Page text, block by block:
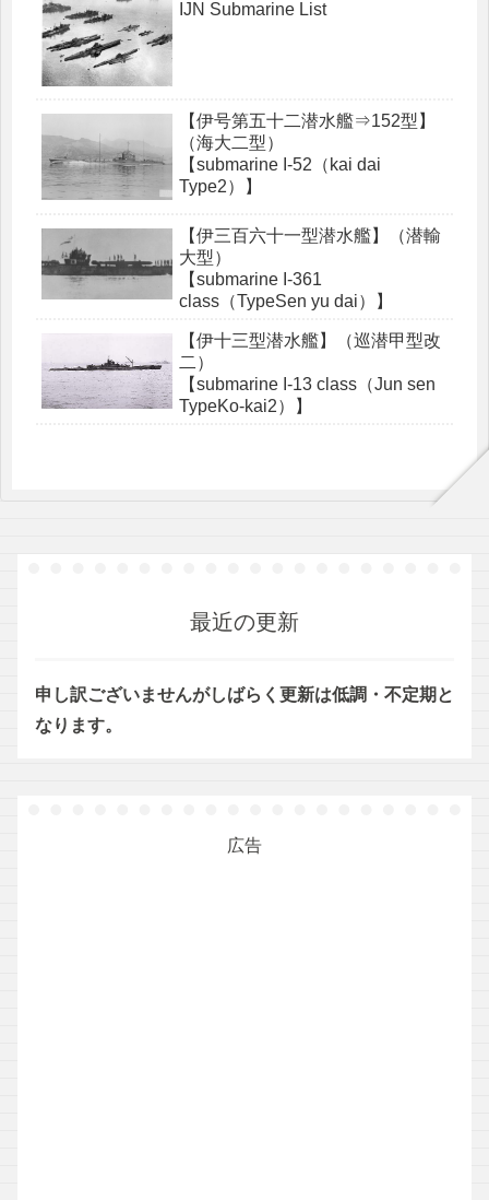
IJN Submarine List
【伊号第五十二潜水艦⇒152型】
（海大二型）
【submarine I-52（kai dai
Type2）】
【伊三百六十一型潜水艦】（潜輸
大型）
【submarine I-361
class（TypeSen yu dai）】
【伊十三型潜水艦】（巡潜甲型改
二）
【submarine I-13 class（Jun sen
TypeKo-kai2）】
最近の更新
申し訳ございませんがしばらく更新は低調・不定期と
なります。
広告